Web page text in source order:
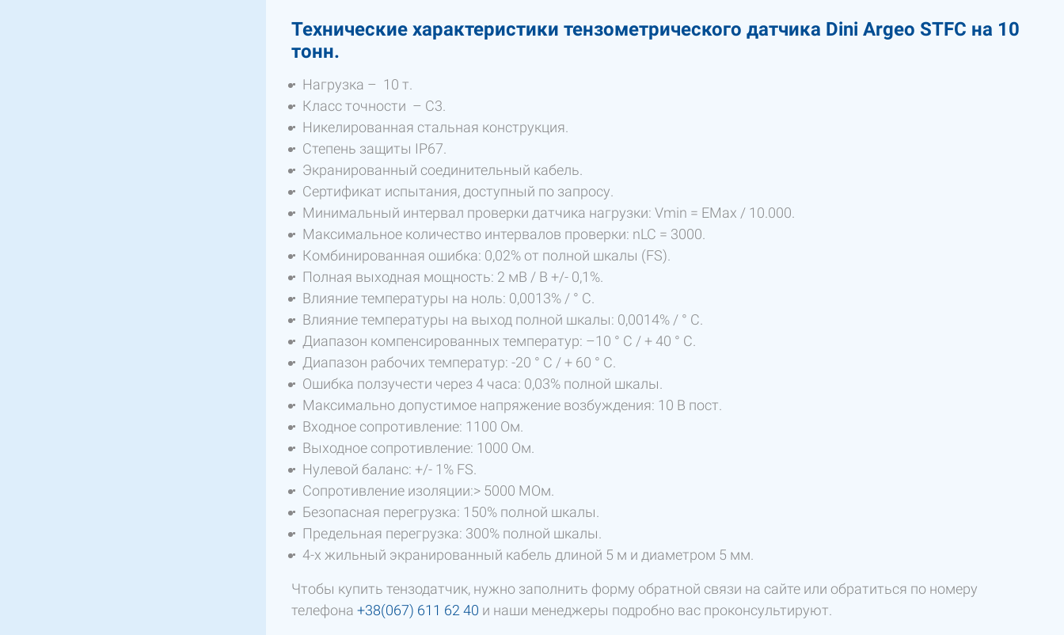
Технические характеристики тензометрического датчика Dini Argeo STFC на 10
тонн.
Нагрузка – 10 т.
Класс точности – С3.
Никелированная стальная конструкция.
Степень защиты IP67.
Экранированный соединительный кабель.
Сертификат испытания, доступный по запросу.
Минимальный интервал проверки датчика нагрузки: Vmin = EMax / 10.000.
Максимальное количество интервалов проверки: nLC = 3000.
Комбинированная ошибка: 0,02% от полной шкалы (FS).
Полная выходная мощность: 2 мВ / В +/- 0,1%.
Влияние температуры на ноль: 0,0013% / ° C.
Влияние температуры на выход полной шкалы: 0,0014% / ° C.
Диапазон компенсированных температур: –10 ° C / + 40 ° C.
Диапазон рабочих температур: -20 ° C / + 60 ° C.
Ошибка ползучести через 4 часа: 0,03% полной шкалы.
Максимально допустимое напряжение возбуждения: 10 В пост.
Входное сопротивление: 1100 Ом.
Выходное сопротивление: 1000 Ом.
Нулевой баланс: +/- 1% FS.
Сопротивление изоляции:> 5000 МОм.
Безопасная перегрузка: 150% полной шкалы.
Предельная перегрузка: 300% полной шкалы.
4-х жильный экранированный кабель длиной 5 м и диаметром 5 мм.
Чтобы купить тензодатчик, нужно заполнить форму обратной связи на сайте или обратиться по номеру
телефона +38(067) 611 62 40 и наши менеджеры подробно вас проконсультируют.